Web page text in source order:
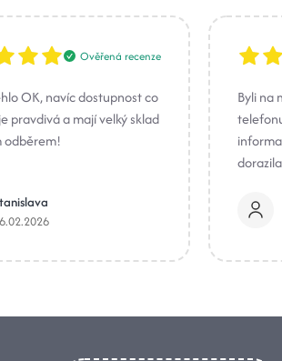
Ověřená recenze
OK, navíc dostupnost co
pravdivá a mají velký sklad
odběrem!
Byli na